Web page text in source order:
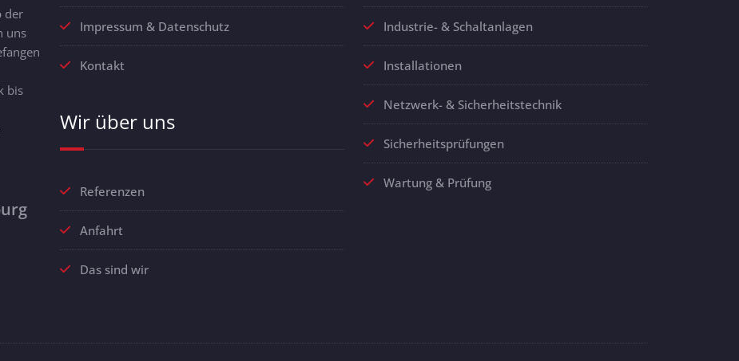
der
uns
bis
Impressum & Datenschutz
Kontakt
Wir über uns
Referenzen
Anfahrt
Das sind wir
Industrie- & Schaltanlagen
Installationen
Netzwerk- & Sicherheitstechnik
Sicherheitsprüfungen
Wartung & Prüfung